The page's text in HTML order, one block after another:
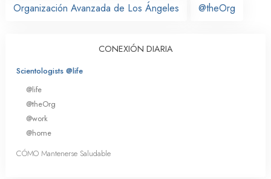
Organización Avanzada de Los Ángeles @theOrg
CONEXIÓN DIARIA
Scientologists @life
@life
@theOrg
@work
@home
CÓMO Mantenerse Saludable